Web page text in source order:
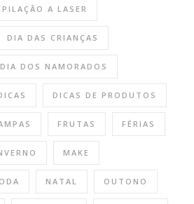
A LASER
DIA DAS CRIANÇAS
DIA DOS NAMORADOS
DICAS DE PRODUTOS
FRUTAS FÉRIAS
MAKE
NATAL OUTONO